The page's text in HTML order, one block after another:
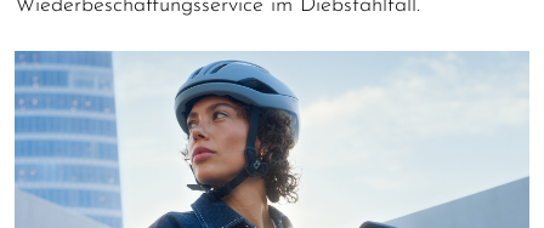
Wiederbeschaffungsservice im Diebstahlfall.